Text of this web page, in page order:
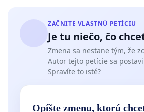
písm. c) Trestného zákona,
a zákonným spôsobom
Vyzývame Vás,
aby ste v rámci svojho
Ústavy SR dohliadali nad
zákonom chránené záujmy
ZAČNITE VLASTNÚ PETÍCIU
Je tu niečo, čo
Zmena sa nestane tým, že
Autor tejto petície sa
Spravíte to isté?
Opíšte zmenu, ktorú